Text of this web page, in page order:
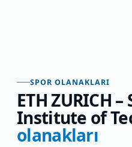
SPOR OLANAKLARI
ETH ZURICH
Institute of
olanakları